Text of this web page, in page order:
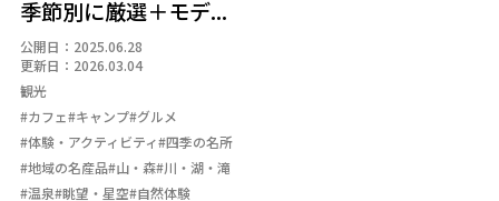
季節別に厳選＋モデ...
公開日：2025.06.28
更新日：2026.03.04
観光
#カフェ#キャンプ#グルメ
#体験・アクティビティ#四季の名所
#地域の名産品#山・森#川・湖・滝
#温泉#眺望・星空#自然体験